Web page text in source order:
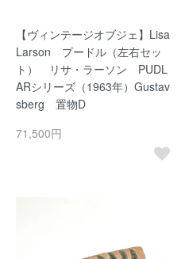
【ヴィンテージオブジェ】Lisa
Larson プードル（左右セッ
ト） リサ・ラーソン PUDL
ARシリーズ（1963年）Gustav
sberg 置物D
71,500円